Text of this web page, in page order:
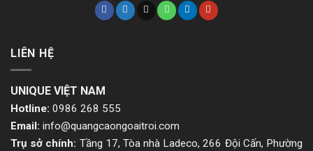
LIÊN HỆ
UNIQUE VIỆT NAM
Hotline: 0986 268 555
Email: info@quangcaongoaitroi.com
Trụ sở chính: Tầng 17, Tòa nhà Ladeco, 266 Đội Cấn, Phường